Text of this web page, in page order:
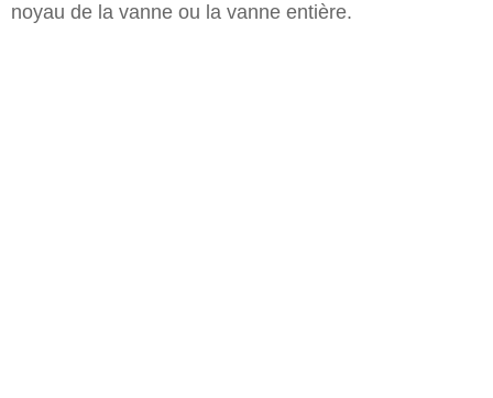
noyau de la vanne ou la vanne entière.